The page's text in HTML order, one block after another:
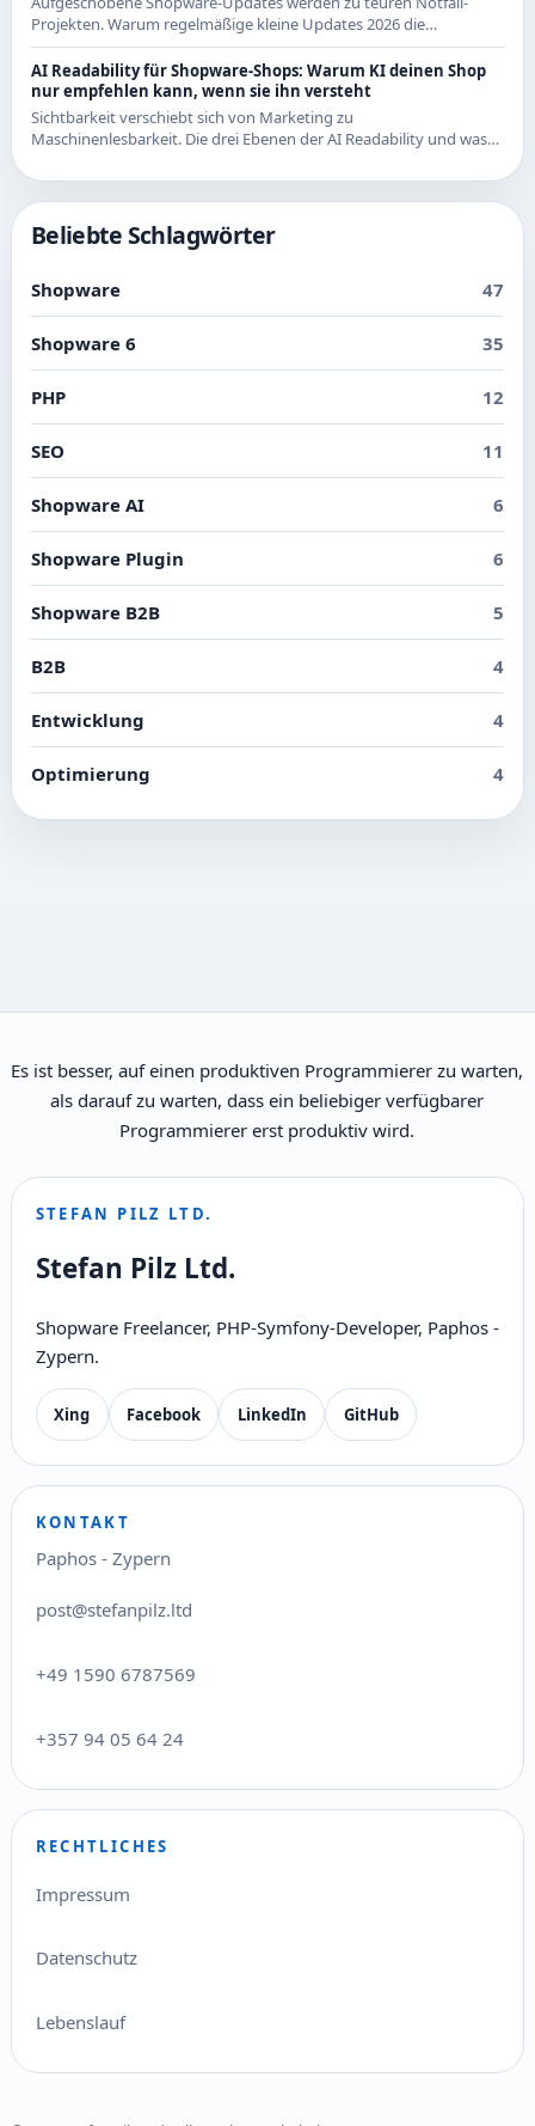
Projekten. Warum regelmäßige kleine Updates 2026 die
wirtschaftlichere Strategie sind - mit Beispielen aus den letzten
Releases.
AI Readability für Shopware-Shops: Warum KI deinen Shop
nur empfehlen kann, wenn sie ihn versteht
Sichtbarkeit verschiebt sich von Marketing zu
Maschinenlesbarkeit. Die drei Ebenen der AI Readability und was
Beliebte Schlagwörter
Shopware 47
Shopware 6 35
PHP 12
SEO 11
Shopware AI 6
Shopware Plugin 6
Shopware B2B 5
B2B 4
Entwicklung 4
Optimierung 4
Es ist besser, auf einen produktiven Programmierer zu warten,
als darauf zu warten, dass ein beliebiger verfügbarer
Programmierer erst produktiv wird.
STEFAN PILZ LTD.
Stefan Pilz Ltd.
Shopware Freelancer, PHP-Symfony-Developer, Paphos -
Zypern.
Xing Facebook LinkedIn GitHub
KONTAKT
Paphos - Zypern
post@stefanpilz.ltd
+49 1590 6787569
+357 94 05 64 24
RECHTLICHES
Impressum
Datenschutz
Lebenslauf